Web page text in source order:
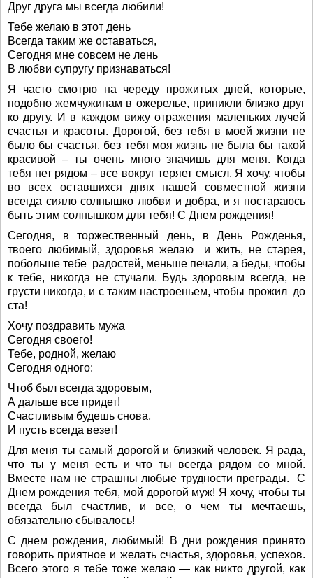
Друг друга мы всегда любили!
Тебе желаю в этот день
Всегда таким же оставаться,
Сегодня мне совсем не лень
В любви супругу признаваться!
Я часто смотрю на череду прожитых дней, которые,
подобно жемчужинам в ожерелье, приникли близко друг
ко другу. И в каждом вижу отражения маленьких лучей
счастья и красоты. Дорогой, без тебя в моей жизни не
было бы счастья, без тебя моя жизнь не была бы такой
красивой – ты очень много значишь для меня. Когда
тебя нет рядом – все вокруг теряет смысл. Я хочу, чтобы
во всех оставшихся днях нашей совместной жизни
всегда сияло солнышко любви и добра, и я постараюсь
быть этим солнышком для тебя! С Днем рождения!
Сегодня, в торжественный день, в День Рожденья,
твоего любимый, здоровья желаю и жить, не старея,
побольше тебе радостей, меньше печали, а беды, чтобы
к тебе, никогда не стучали. Будь здоровым всегда, не
грусти никогда, и с таким настроеньем, чтобы прожил до
ста!
Хочу поздравить мужа
Сегодня своего!
Тебе, родной, желаю
Сегодня одного:
Чтоб был всегда здоровым,
А дальше все придет!
Счастливым будешь снова,
И пусть всегда везет!
Для меня ты самый дорогой и близкий человек. Я рада,
что ты у меня есть и что ты всегда рядом со мной.
Вместе нам не страшны любые трудности преграды. С
Днем рождения тебя, мой дорогой муж! Я хочу, чтобы ты
всегда был счастлив, и все, о чем ты мечтаешь,
обязательно сбывалось!
С днем рождения, любимый! В дни рождения принято
говорить приятное и желать счастья, здоровья, успехов.
Всего этого я тебе тоже желаю — как никто другой, как